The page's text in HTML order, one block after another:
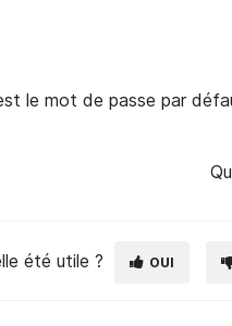
le mot de passe par
été utile ? OUI